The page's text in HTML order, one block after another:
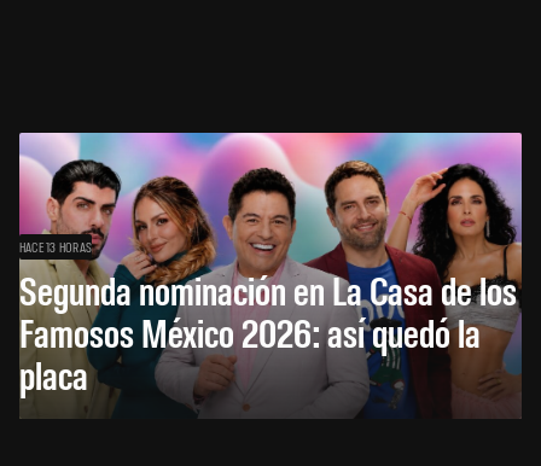
HACE 13 HORAS
Segunda nominación en La Casa de los
Famosos México 2026: así quedó la
placa